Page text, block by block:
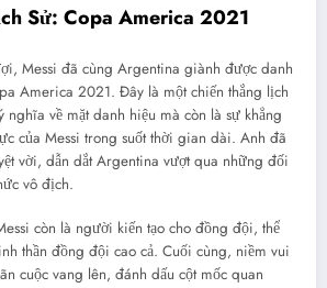
Sử: Copa America 2021
Messi đã cùng Argentina giành được danh
America 2021. Đây là một chiến thắng lịch
về mặt danh hiệu mà còn là sự khẳng
của Messi trong suốt thời gian dài. Anh đã
vời, dẫn dắt Argentina vượt qua những đối
vô địch.
còn là người kiến tạo cho đồng đội, thể
thần đồng đội cao cả. Cuối cùng, niềm vui
cuộc vang lên, đánh dấu cột mốc quan